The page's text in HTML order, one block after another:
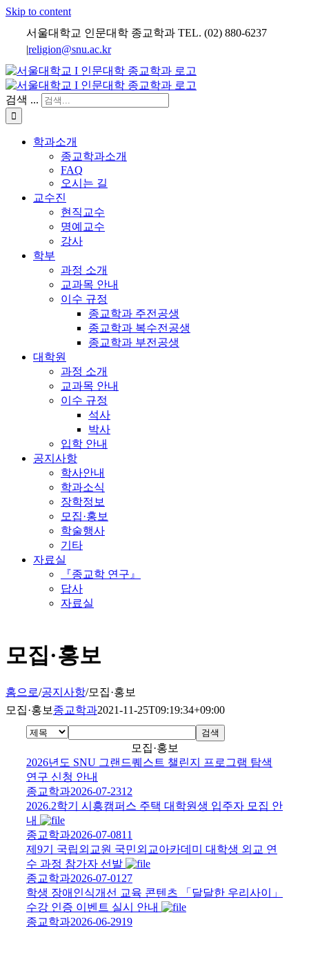
Skip to content
서울대학교 인문대학 종교학과 TEL. (02) 880-6237
|religion@snu.ac.kr
검색 ...
학과소개
종교학과소개
FAQ
오시는 길
교수진
현직교수
명예교수
강사
학부
과정 소개
교과목 안내
이수 규정
종교학과 주전공생
종교학과 복수전공생
종교학과 부전공생
대학원
과정 소개
교과목 안내
이수 규정
석사
박사
입학 안내
공지사항
학사안내
학과소식
장학정보
모집·홍보
학술행사
기타
자료실
『종교학 연구』
답사
자료실
모집·홍보
홈으로/공지사항/모집·홍보
모집·홍보 종교학과2021-11-25T09:19:34+09:00
검색
모집·홍보
2026년도 SNU 그랜드퀘스트 챌린지 프로그램 탐색
연구 신청 안내
종교학과2026-07-2312
2026.2학기 시흥캠퍼스 주택 대학원생 입주자 모집 안
내
종교학과2026-07-0811
제9기 국립외교원 국민외교아카데미 대학생 외교 연
수 과정 참가자 선발
종교학과2026-07-01 27
학생 장애인식개선 교육 콘텐츠 「달달한 우리사이」
수강 인증 이벤트 실시 안내
종교학과2026-06-2919